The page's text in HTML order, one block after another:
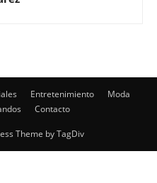
Entretenimiento
Moda
Contacto
Theme by TagDiv